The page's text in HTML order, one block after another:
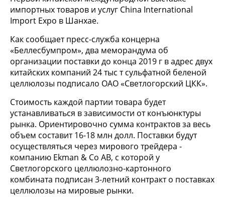
импортных товаров и услуг China International
Import Expo в Шанхае.
Как сообщает пресс-служба концерна
«Беллесбумпром», два меморандума об
организации поставки до конца 2019 г в адрес двух
китайских компаний 24 тыс т сульфатной беленой
целлюлозы подписало ОАО «Светлогорский ЦКК».
Стоимость каждой партии товара будет
устанавливаться в зависимости от конъюнктуры
рынка. Ориентировочно сумма контрактов за весь
объем составит 16-18 млн долл. Поставки будут
осуществляться через мирового трейдера -
компанию Ekman & Co AB, с которой у
Светлогорского целлюлозно-картонного
комбината подписан 3-летний контракт о поставках
целлюлозы на мировые рынки.